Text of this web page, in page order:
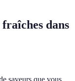
dans
saveurs que vous